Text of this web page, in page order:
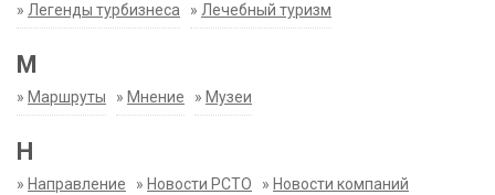
» Легенды турбизнеса » Лечебный туризм
М
» Маршруты » Мнение » Музеи
Н
» Направление » Новости РСТО » Новости компаний